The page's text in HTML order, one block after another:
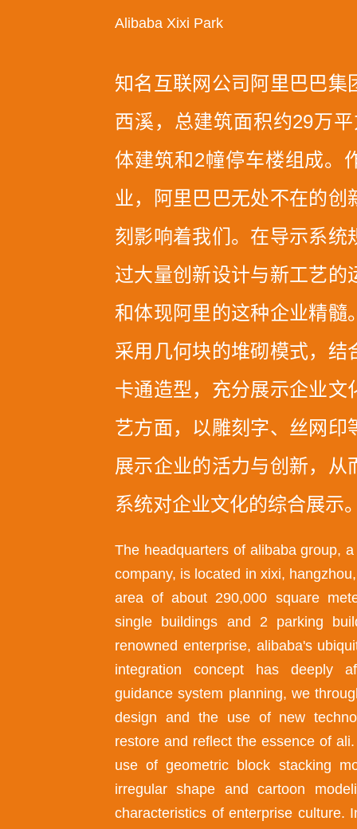
Alibaba Xixi Park
知名互联网公司阿里巴巴集
西溪，总建筑面积约29万
体建筑和2幢停车楼组成。
业，阿里巴巴无处不在的创
刻影响着我们。在导示系统
过大量创新设计与新工艺的
和体现阿里的这种企业精髓
采用几何块的堆砌模式，结
卡通造型，充分展示企业文
艺方面，以雕刻字、丝网印
展示企业的活力与创新，从
系统对企业文化的综合展示
The headquarters of alibaba group,
company, is located in xixi,
area of about 290,000 square
single buildings and 2 parking
renowned enterprise, alibaba's
integration concept has deeply
guidance system planning, we
design and the use of new
restore and reflect the essence of
use of geometric block stacking
irregular shape and cartoon
characteristics of enterprise culture.